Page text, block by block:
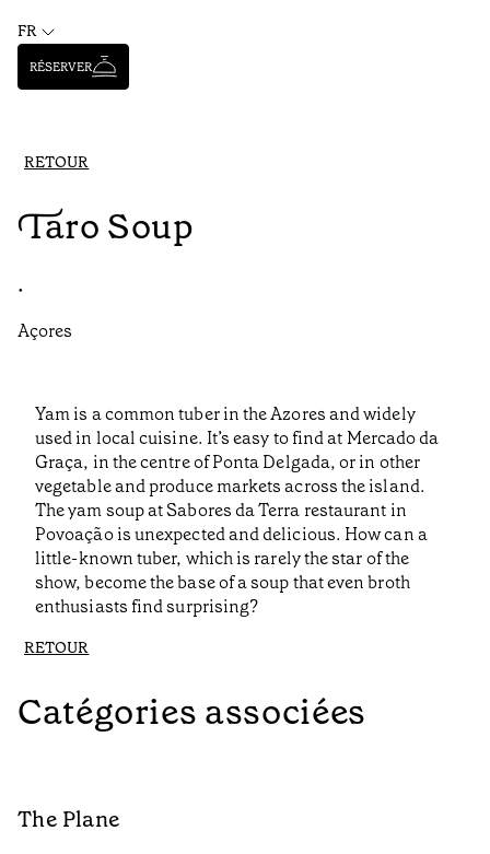
FR
RÉSERVER
RETOUR
Taro Soup
•
Açores
Yam is a common tuber in the Azores and widely
used in local cuisine. It’s easy to find at Mercado da
Graça, in the centre of Ponta Delgada, or in other
vegetable and produce markets across the island.
The yam soup at Sabores da Terra restaurant in
Povoação is unexpected and delicious. How can a
little-known tuber, which is rarely the star of the
show, become the base of a soup that even broth
enthusiasts find surprising?
RETOUR
Catégories associées
The Plane